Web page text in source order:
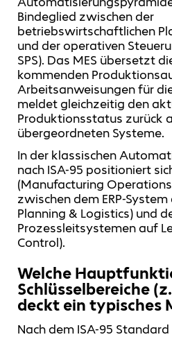
Bindeglied zwischen der
betriebswirtschaftlichen
und der operativen
SPS). Das MES übersetzt
kommenden
Arbeitsanweisungen für
meldet gleichzeitig den
Produktionsstatus zurück
übergeordneten Systeme.
In der klassischen
nach ISA-95 positioniert
(Manufacturing
zwischen dem ERP-System
Planning & Logistics) und
Prozessleitsystemen auf
Control).
Welche
Schlüsselbereiche
deckt ein typisches
Nach dem ISA-95